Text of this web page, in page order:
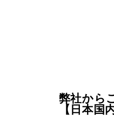
弊社から
【日本国